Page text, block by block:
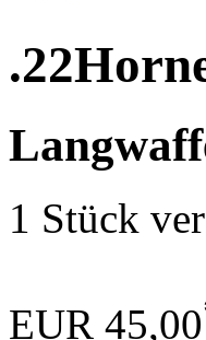
1 Stück
EUR 45,00